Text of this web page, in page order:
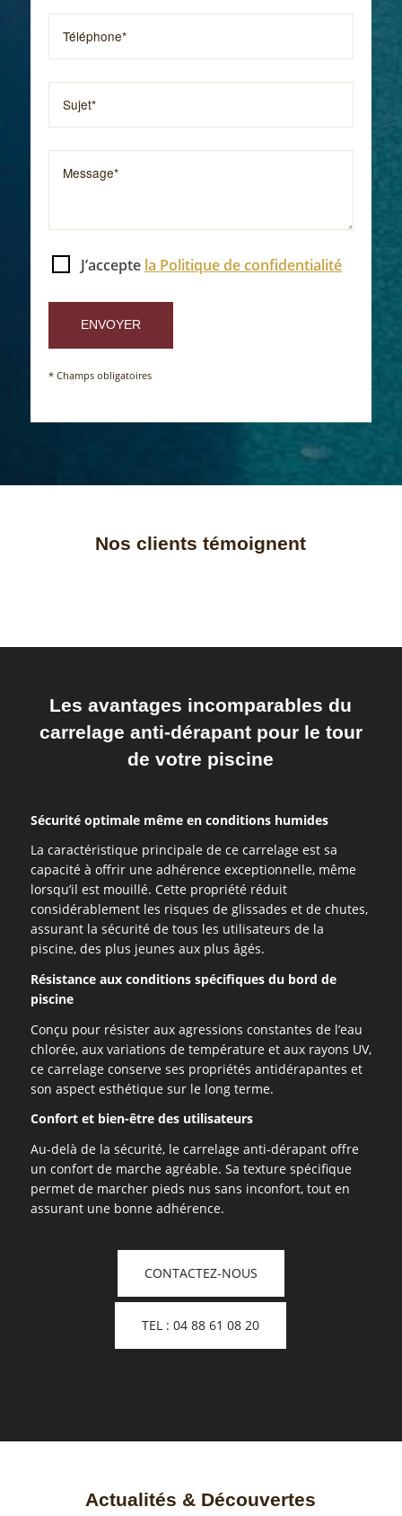
J’accepte la Politique de confidentialité
* Champs obligatoires
Nos clients témoignent
Les avantages incomparables du
carrelage anti-dérapant pour le tour
de votre piscine
Sécurité optimale même en conditions humides
La caractéristique principale de ce carrelage est sa
capacité à offrir une adhérence exceptionnelle, même
lorsqu’il est mouillé. Cette propriété réduit
considérablement les risques de glissades et de chutes,
assurant la sécurité de tous les utilisateurs de la
piscine, des plus jeunes aux plus âgés.
Résistance aux conditions spécifiques du bord de
piscine
Conçu pour résister aux agressions constantes de l’eau
chlorée, aux variations de température et aux rayons UV,
ce carrelage conserve ses propriétés antidérapantes et
son aspect esthétique sur le long terme.
Confort et bien-être des utilisateurs
Au-delà de la sécurité, le carrelage anti-dérapant offre
un confort de marche agréable. Sa texture spécifique
permet de marcher pieds nus sans inconfort, tout en
assurant une bonne adhérence.
CONTACTEZ-NOUS
TEL : 04 88 61 08 20
Actualités & Découvertes